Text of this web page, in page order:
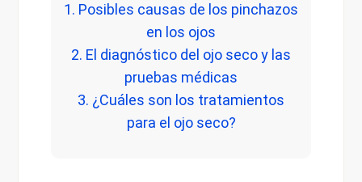
1. Posibles causas de los pinchazos
en los ojos
2. El diagnóstico del ojo seco y las
pruebas médicas
3. ¿Cuáles son los tratamientos
para el ojo seco?